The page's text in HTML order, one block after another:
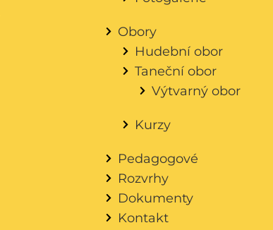
Obory
Hudební obor
Taneční obor
Výtvarný obor
Kurzy
Pedagogové
Rozvrhy
Dokumenty
Kontakt